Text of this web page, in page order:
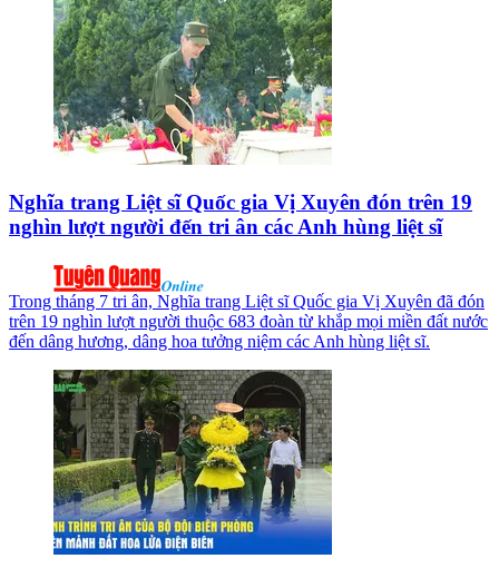
Nghĩa trang Liệt sĩ Quốc gia Vị Xuyên đón trên 19
nghìn lượt người đến tri ân các Anh hùng liệt sĩ
Trong tháng 7 tri ân, Nghĩa trang Liệt sĩ Quốc gia Vị Xuyên đã đón
trên 19 nghìn lượt người thuộc 683 đoàn từ khắp mọi miền đất nước
đến dâng hương, dâng hoa tưởng niệm các Anh hùng liệt sĩ.